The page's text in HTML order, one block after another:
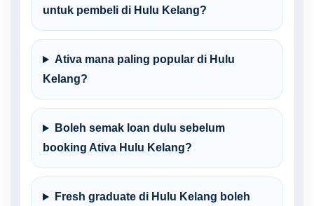
untuk pembeli di Hulu Kelang?
Ativa mana paling popular di Hulu
Kelang?
Boleh semak loan dulu sebelum
booking Ativa Hulu Kelang?
Fresh graduate di Hulu Kelang boleh